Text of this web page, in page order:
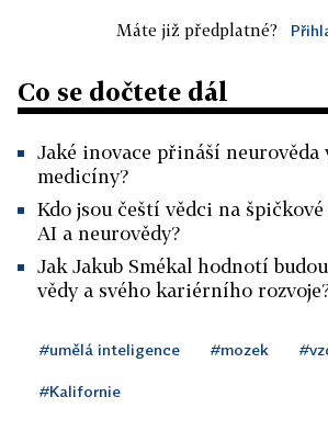
Máte již předplatné?
Co se dočtete dál
Jaké inovace přináší neurověda
medicíny?
Kdo jsou čeští vědci na
AI a neurovědy?
Jak Jakub Smékal hodnotí
vědy a svého kariérního
#umělá inteligence #mozek
#Kalifornie